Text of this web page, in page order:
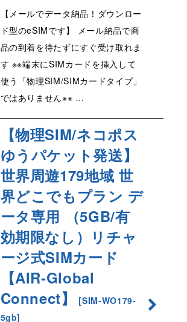
【メールでデータ納品！ダウンロー
ド型のeSIMです】 メール納品で商
品の到着を待たずにすぐ受け取れま
す ※※端末にSIMカードを挿入して
使う「物理SIM/SIMカードタイプ」
ではありません※※ …
【物理SIM/ネコポス
ゆうパケット発送】
世界周遊179地域 世
界どこでもプラン デ
ータ専用 （5GB/有
効期限なし）リチャ
ージ式SIMカード
【AIR-Global
Connect】
[SIM-WO179-
5gb]